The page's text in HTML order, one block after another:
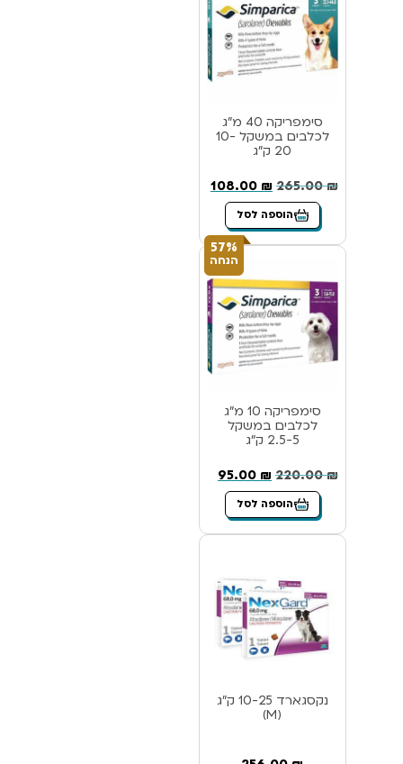
סימפריקה 40 מ”ג
לכלבים במשקל 10-
20 ק”ג
265.00₪
108.00 ₪
הוספה לסל
57%
הנחה
סימפריקה 10 מ”ג
לכלבים במשקל
2.5-5 ק”ג
220.00₪
95.00 ₪
הוספה לסל
נקסגארד 10-25 ק”ג
(M)